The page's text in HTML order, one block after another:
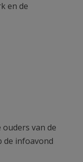
en de
van de
de infoavond